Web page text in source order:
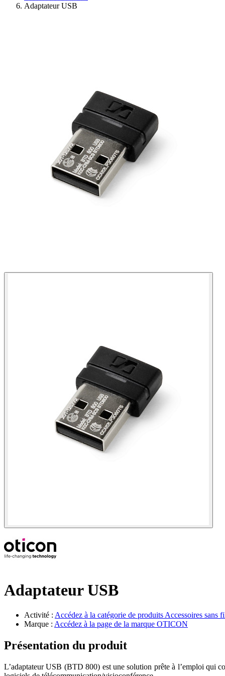
Adaptateur USB
Adaptateur USB
Activité : Accédez à la catégorie de produits Accessoires sans
Marque : Accédez à la page de la marque OTICON
Présentation du produit
L’adaptateur USB (BTD 800) est une solution prête à l’emploi qui